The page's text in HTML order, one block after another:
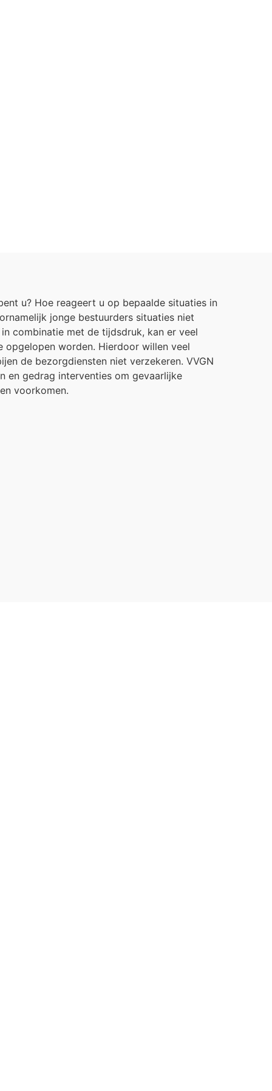
u? Hoe reageert u op bepaalde situaties in
jonge bestuurders situaties niet
combinatie met de tijdsdruk, kan er veel
opgelopen worden. Hierdoor willen veel
de bezorgdiensten niet verzekeren. VVGN
en gedrag interventies om gevaarlijke
voorkomen.